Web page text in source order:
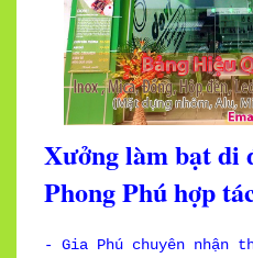
Xưởng làm bạt di
Phong Phú hợp
- Gia Phú chuyên nhận